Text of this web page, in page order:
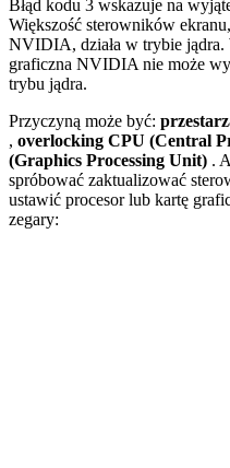
Błąd kodu 3 wskazuje na
Większość sterowników
NVIDIA, działa w trybie jądra.
graficzna NVIDIA nie może
trybu jądra.
Przyczyną może być:
, overlocking CPU (Central
(Graphics Processing Unit) .
spróbować zaktualizować
ustawić procesor lub kartę
zegary: